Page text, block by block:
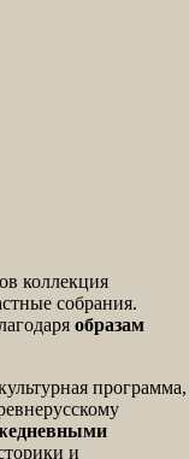
коллекция
собрания.
образам
программа,
и